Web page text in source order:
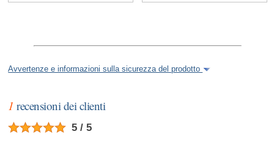
Avvertenze e informazioni sulla sicurezza del prodotto
1 recensioni dei clienti
5 / 5